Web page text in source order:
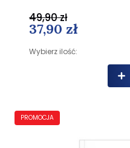
37,90 zł
Wybierz ilość:
49,90 zł
PROMOCJA